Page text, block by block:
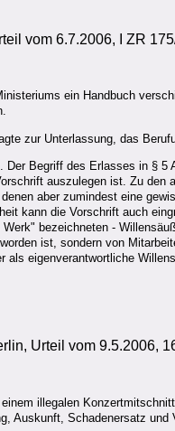
vom 6.7.2006, I ZR
ein Handbuch
zur Unterlassung, das
Der Begriff des Erlasses in §
auszulegen ist. Zu
aber zumindest eine
kann die Vorschrift auch
bezeichneten -
ist, sondern von
als eigenverantwortliche
Urteil vom 9.5.2006,
illegalen
Auskunft, Schadenersatz und